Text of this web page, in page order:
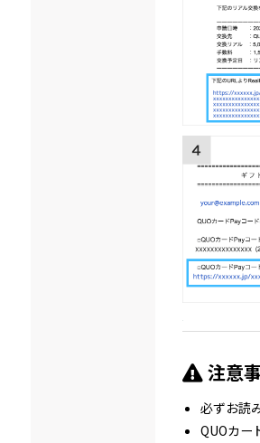
注意
必ずお読
QUOカー